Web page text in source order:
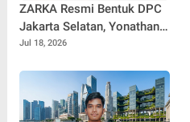
ZARKA Resmi Bentuk DPC
Jakarta Selatan, Yonathan
Adhi Putra Dipercaya
Jul 18, 2026